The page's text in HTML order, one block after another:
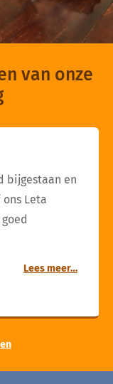
van onze
bijgestaan en
Leta
Lees meer…